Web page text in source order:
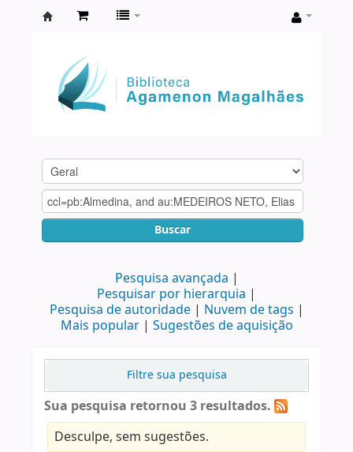
Agamenon
Magalhães
Buscar
Pesquisa avançada
Pesquisar por hierarquia
Pesquisa de autoridade
Nuvem de tags
Mais popular
Sugestões de aquisição
Filtre sua pesquisa
Sua pesquisa retornou 3 resultados.
Desculpe, sem sugestões.